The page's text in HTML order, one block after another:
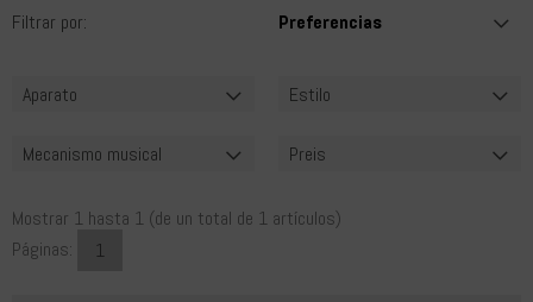
Filtrar por:
Aparato Estilo
Mecanismo musical Preis
Mostrar 1 hasta 1 (de un total de 1 artículos)
Páginas:
1